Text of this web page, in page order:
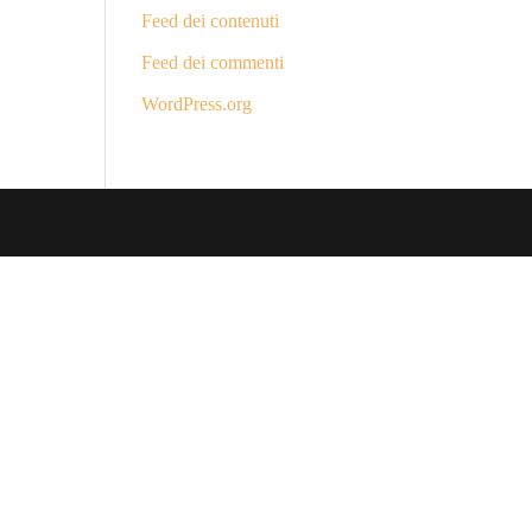
Feed dei contenuti
Feed dei commenti
WordPress.org